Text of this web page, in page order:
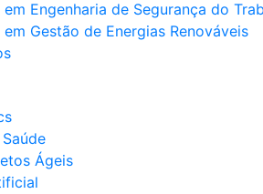
Engenharia de Segurança do
Gestão de Energias Renováveis
Ágeis